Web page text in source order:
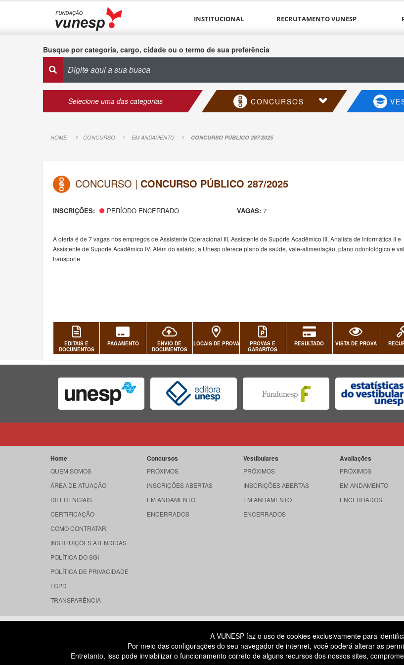
INSTITUCIONAL RECRUTAMENTO VUNESP
Busque por categoria, cargo, cidade ou o termo de sua preferência
Selecione uma das categorias CONCURSOS
HOME CONCURSO EM ANDAMENTO CONCURSO PÚBLICO 287/2025
CONCURSO | CONCURSO PÚBLICO 287/2025
INSCRIÇÕES: PERÍODO ENCERRADO VAGAS:7
A oferta é de 7 vagas nos empregos de Assistente Operacional III, Assistente de Suporte Acadêmico III, Analista de Informática II e
Assistente de Suporte Acadêmico IV. Além do salário, a Unesp oferece plano de saúde, vale-alimentação, plano odontológico e
transporte
EDITAIS E
DOCUMENTOS
PAGAMENTO
ENVIO DE
DOCUMENTOS
LOCAIS DE PROVA
PROVAS E
GABARITOS
RESULTADO VISTA DE PROVA
Home
QUEM SOMOS
ÁREA DE ATUAÇÃO
DIFERENCIAIS
CERTIFICAÇÃO
COMO CONTRATAR
INSTITUIÇÕES ATENDIDAS
POLÍTICA DO SGI
POLÍTICA DE PRIVACIDADE
LGPD
TRANSPARÊNCIA
Concursos
PRÓXIMOS
INSCRIÇÕES ABERTAS
EM ANDAMENTO
ENCERRADOS
Vestibulares
PRÓXIMOS
INSCRIÇÕES ABERTAS
EM ANDAMENTO
ENCERRADOS
Avaliações
PRÓXIMOS
EM ANDAMENTO
ENCERRADOS
RUA DONA GERMAINE BURCHARD, 515
ÁGUA BRANCA - SÃO PAULO SP
CEP: 05002-062
ATENDIMENTO AO CANDIDATO
11
A VUNESP faz o uso de cookies exclusivamente para
Por meio das configurações do seu navegador de internet, você poderá alterar as
Entretanto, isso pode inviabilizar o funcionamento correto de alguns recursos dos nossos sites,